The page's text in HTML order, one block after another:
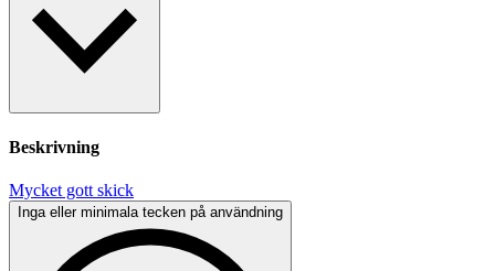
Beskrivning
Mycket gott skick
Inga eller minimala tecken på användning